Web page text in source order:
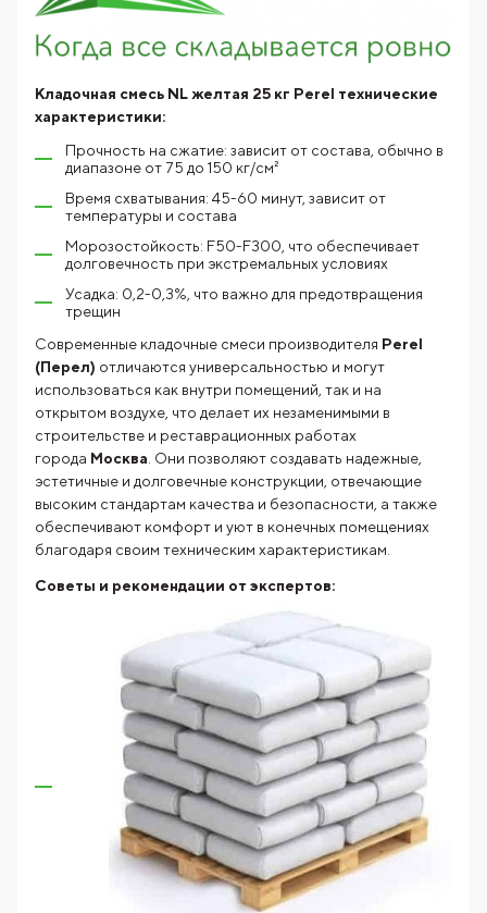
Кладочная смесь NL желтая 25 кг Perel технические
характеристики:
Прочность на сжатие: зависит от состава, обычно в
диапазоне от 75 до 150 кг/см²
Время схватывания: 45-60 минут, зависит от
температуры и состава
Морозостойкость: F50-F300, что обеспечивает
долговечность при экстремальных условиях
Усадка: 0,2-0,3%, что важно для предотвращения
трещин
Современные кладочные смеси производителя Perel
(Перел) отличаются универсальностью и могут
использоваться как внутри помещений, так и на
открытом воздухе, что делает их незаменимыми в
строительстве и реставрационных работах
города Москва . Они позволяют создавать надежные,
эстетичные и долговечные конструкции, отвечающие
высоким стандартам качества и безопасности, а также
обеспечивают комфорт и уют в конечных помещениях
благодаря своим техническим характеристикам.
Советы и рекомендации от экспертов: